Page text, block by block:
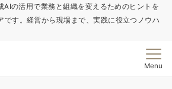
AIの活用で業務と組織を変えるためのヒントを
です。経営から現場まで、実践に役立つノウハ
Menu